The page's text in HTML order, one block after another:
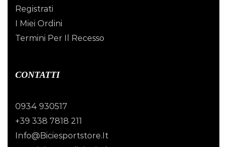
Registrati
I Miei Ordini
Termini Per Il Recesso
CONTATTI
0934 930517
+39 338 7818 211
Info@biciesportstore.it